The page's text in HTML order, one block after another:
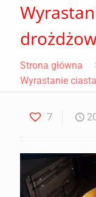
Strona główna
Wyrastanie
7